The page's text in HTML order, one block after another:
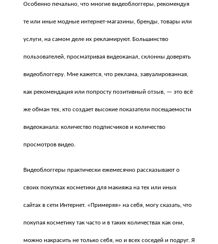
Особенно печально, что многие видеоблоггеры, рекомендуя
те или иные модные интернет-магазины, бренды, товары или
услуги, на самом деле их рекламируют. Большинство
пользователей, просматривая видеоканал, склонны доверять
видеоблоггеру. Мне кажется, что реклама, завуалированная,
как рекомендация или попросту позитивный отзыв, — это всё
же обман тех, кто создает высокие показатели посещаемости
видеоканала: количество подписчиков и количество
просмотров видео.
Видеоблоггеры практически ежемесячно рассказывают о
своих покупках косметики для макияжа на тех или иных
сайтах в сети Интернет. «Примеряя» на себя, могу сказать, что
покупая косметику так часто и в таких количествах как они,
можно накрасить не только себя, но и всех соседей и подруг. Я